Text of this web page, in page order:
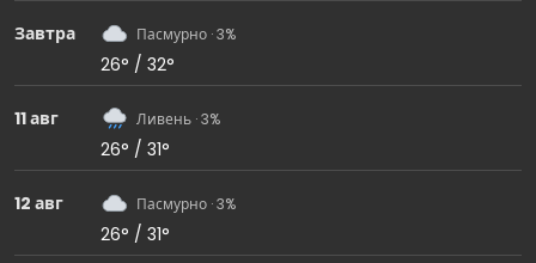
Завтра Пасмурно · 3%
26° / 32°
11 авг Ливень · 3%
26° / 31°
12 авг Пасмурно · 3%
26° / 31°